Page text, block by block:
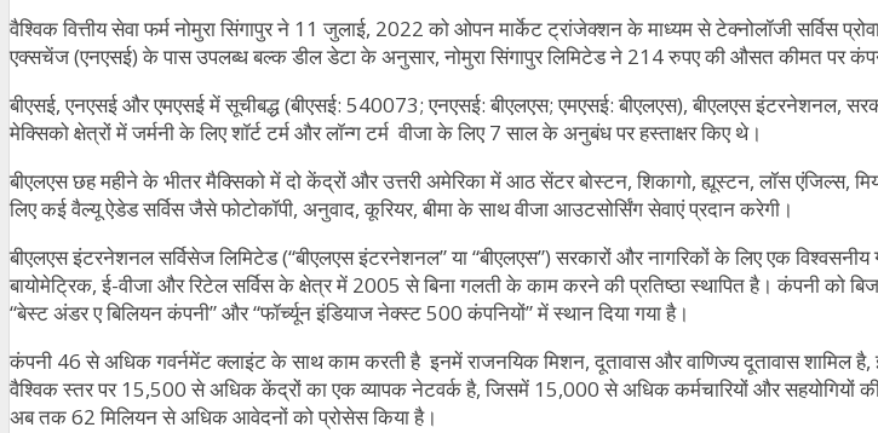
वैश्विक वित्तीय सेवा फर्म नोमुरा सिंगापुर ने 11 जुलाई, 2022 को ओपन मार्केट ट्रांजेक्शन के माध्यम से टेक्नोलॉजी
एक्सचेंज (एनएसई) के पास उपलब्ध बल्क डील डेटा के अनुसार, नोमुरा सिंगापुर लिमिटेड ने 214 रुपए की औसत कीमत
बीएसई, एनएसई और एमएसई में सूचीबद्ध (बीएसई: 540073; एनएसई: बीएलएस; एमएसई: बीएलएस), बीएलएस इंटरनेशनल,
मेक्सिको क्षेत्रों में जर्मनी के लिए शॉर्ट टर्म और लॉन्ग टर्म वीजा के लिए 7 साल के अनुबंध पर हस्ताक्षर किए थे।
बीएलएस छह महीने के भीतर मैक्सिको में दो केंद्रों और उत्तरी अमेरिका में आठ सेंटर बोस्टन, शिकागो, ह्यूस्टन, लॉस एंजिल्स,
लिए कई वैल्यू ऐडेड सर्विस जैसे फोटोकॉपी, अनुवाद, कूरियर, बीमा के साथ वीजा आउटसोर्सिंग सेवाएं प्रदान करेगी।
बीएलएस इंटरनेशनल सर्विसेज लिमिटेड (“बीएलएस इंटरनेशनल” या “बीएलएस”) सरकारों और नागरिकों के लिए एक
बायोमेट्रिक, ई-वीजा और रिटेल सर्विस के क्षेत्र में 2005 से बिना गलती के काम करने की प्रतिष्ठा स्थापित है। कंपनी को
“बेस्ट अंडर ए बिलियन कंपनी” और “फॉर्च्यून इंडियाज नेक्स्ट 500 कंपनियों” में स्थान दिया गया है।
कंपनी 46 से अधिक गवर्नमेंट क्लाइंट के साथ काम करती है इनमें राजनयिक मिशन, दूतावास और वाणिज्य दूतावास शामिल
वैश्विक स्तर पर 15,500 से अधिक केंद्रों का एक व्यापक नेटवर्क है, जिसमें 15,000 से अधिक कर्मचारियों और सहयोगियों
अब तक 62 मिलियन से अधिक आवेदनों को प्रोसेस किया है।